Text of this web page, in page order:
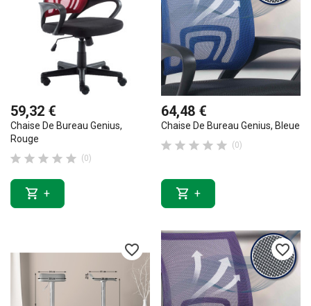
59,32 €
Chaise De Bureau Genius,
Rouge
     (0)
 +
64,48 €
Chaise De Bureau Genius, Bleue
     (0)
 +
favorite_border favorite_border